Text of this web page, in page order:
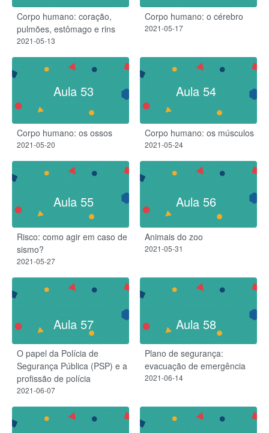
Corpo humano: coração,
pulmões, estômago e rins
2021-05-13
Corpo humano: o cérebro
2021-05-17
Aula 53
Corpo humano: os ossos
2021-05-20
Aula 54
Corpo humano: os músculos
2021-05-24
Aula 55
Risco: como agir em caso de
sismo?
2021-05-27
Aula 56
Animais do zoo
2021-05-31
Aula 57
O papel da Polícia de
Segurança Pública (PSP) e a
profissão de polícia
2021-06-07
Aula 58
Plano de segurança:
evacuação de emergência
2021-06-14